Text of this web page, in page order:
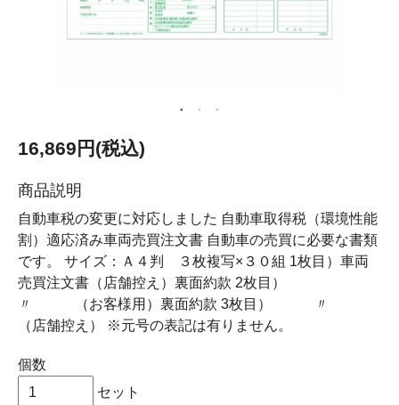
16,869円(税込)
商品説明
自動車税の変更に対応しました 自動車取得税（環境性能
割）適応済み車両売買注文書 自動車の売買に必要な書類
です。 サイズ：Ａ４判 ３枚複写×３０組 1枚目）車両
売買注文書（店舗控え）裏面約款 2枚目）
〃 （お客様用）裏面約款 3枚目） 〃
（店舗控え） ※元号の表記は有りません。
個数
セット